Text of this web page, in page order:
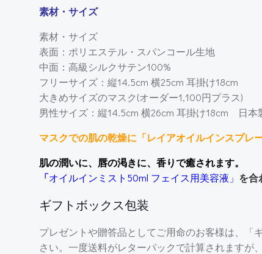
素材・サイズ
素材・サイズ
表面：ポリエステル・スパンコール生地
中面：高級シルクサテン100%
フリーサイズ：縦14.5cm 横25cm 耳掛け18cm
大きめサイズのマスク(オーダー1,100円プラス)
男性サイズ：縦14.5cm 横26cm 耳掛け18cm 日本
マスクでの肌の乾燥に「レイアオイルインスプレー
肌の潤いに、唇の渇きに、香りで癒されます。
「オイルインミスト50ml フェイス用美容液」 を合
ギフトボックス包装
プレゼントや贈答品としてご用命のお客様は、
さい。一度送料がレターパックで計算されますが